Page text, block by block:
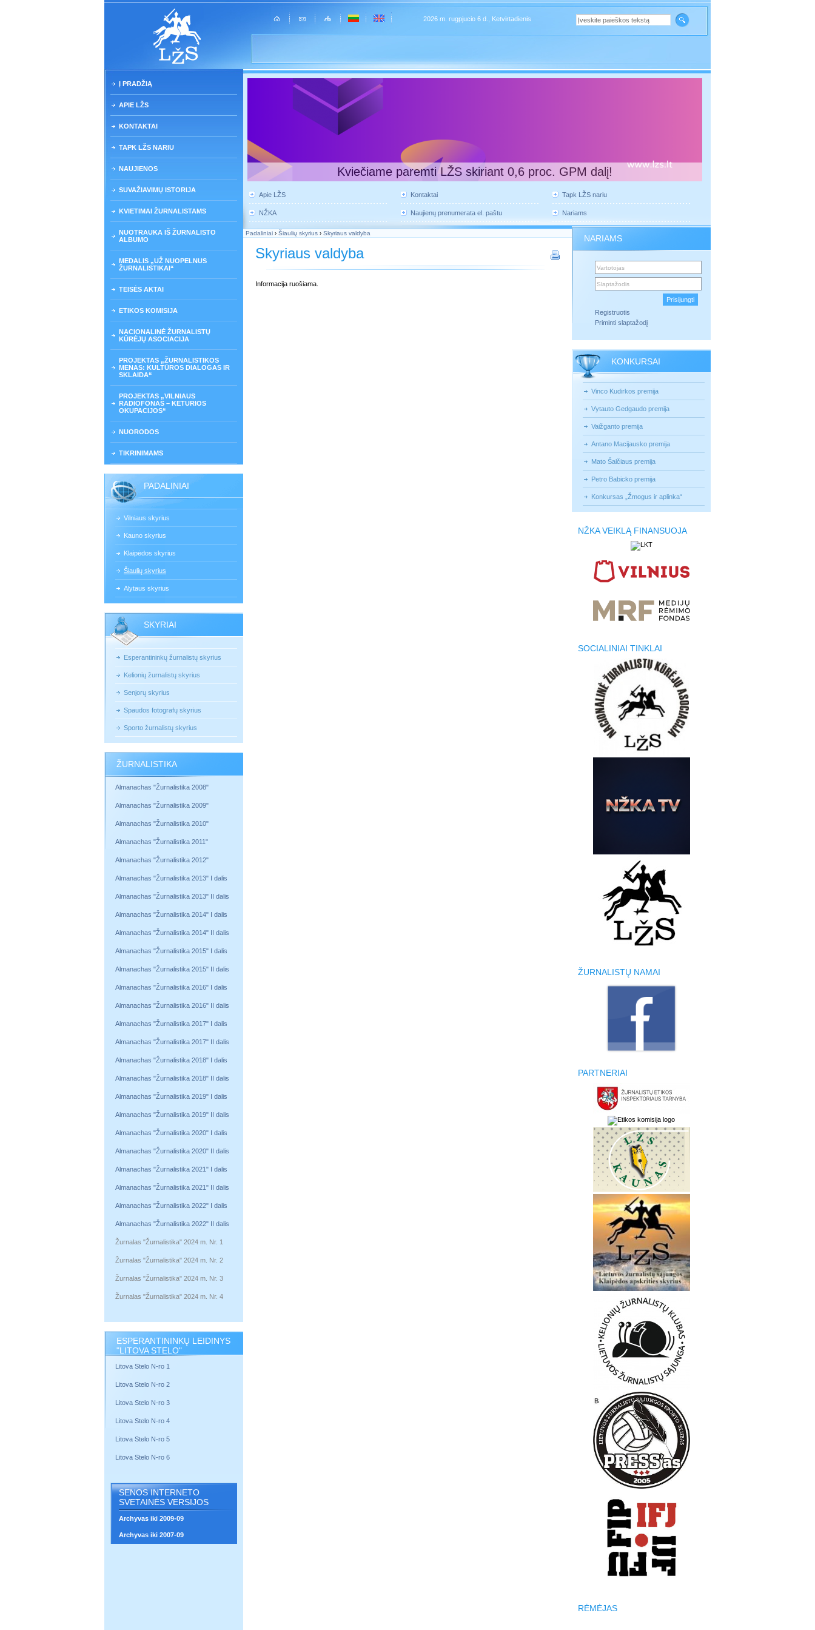
2026 m. rugpjucio 6 d., Ketvirtadienis
Į PRADŽIĄ
APIE LŽS
KONTAKTAI
TAPK LŽS NARIU
NAUJIENOS
SUVAŽIAVIMŲ ISTORIJA
KVIETIMAI ŽURNALISTAMS
NUOTRAUKA IŠ ŽURNALISTO
ALBUMO
MEDALIS „UŽ NUOPELNUS
ŽURNALISTIKAI“
TEISĖS AKTAI
ETIKOS KOMISIJA
NACIONALINĖ ŽURNALISTŲ
KŪRĖJŲ ASOCIACIJA
PROJEKTAS „ŽURNALISTIKOS
MENAS: KULTŪROS DIALOGAS IR
SKLAIDA“
PROJEKTAS „VILNIAUS
RADIOFONAS – KETURIOS
OKUPACIJOS“
NUORODOS
TIKRINIMAMS
PADALINIAI
Vilniaus skyrius
Kauno skyrius
Klaipėdos skyrius
Šiaulių skyrius
Alytaus skyrius
SKYRIAI
Esperantininkų žurnalistų skyrius
Kelionių žurnalistų skyrius
Senjorų skyrius
Spaudos fotografų skyrius
Sporto žurnalistų skyrius
ŽURNALISTIKA
Almanachas "Žurnalistika 2008"
Almanachas "Žurnalistika 2009"
Almanachas "Žurnalistika 2010"
Almanachas "Žurnalistika 2011"
Almanachas "Žurnalistika 2012"
Almanachas "Žurnalistika 2013" I dalis
Almanachas "Žurnalistika 2013" II dalis
Almanachas "Žurnalistika 2014" I dalis
Almanachas "Žurnalistika 2014" II dalis
Almanachas "Žurnalistika 2015" I dalis
Almanachas "Žurnalistika 2015" II dalis
Almanachas "Žurnalistika 2016" I dalis
Almanachas "Žurnalistika 2016" II dalis
Almanachas "Žurnalistika 2017" I dalis
Almanachas "Žurnalistika 2017" II dalis
Almanachas "Žurnalistika 2018" I dalis
Almanachas "Žurnalistika 2018" II dalis
Almanachas "Žurnalistika 2019" I dalis
Almanachas "Žurnalistika 2019" II dalis
Almanachas "Žurnalistika 2020" I dalis
Almanachas "Žurnalistika 2020" II dalis
Almanachas "Žurnalistika 2021" I dalis
Almanachas "Žurnalistika 2021" II dalis
Almanachas "Žurnalistika 2022" I dalis
Almanachas "Žurnalistika 2022" II dalis
Žurnalas "Žurnalistika" 2024 m. Nr. 1
Žurnalas "Žurnalistika" 2024 m. Nr. 2
Žurnalas "Žurnalistika" 2024 m. Nr. 3
Žurnalas "Žurnalistika" 2024 m. Nr. 4
ESPERANTININKŲ LEIDINYS
"LITOVA STELO"
Litova Stelo N-ro 1
Litova Stelo N-ro 2
Litova Stelo N-ro 3
Litova Stelo N-ro 4
Litova Stelo N-ro 5
Litova Stelo N-ro 6
SENOS INTERNETO
SVETAINĖS VERSIJOS
Archyvas iki 2009-09
Archyvas iki 2007-09
Kviečiame paremti LŽS skiriant 0,6 proc. GPM dalį!
Apie LŽS Kontaktai Tapk LŽS nariu
NŽKA Naujienų prenumerata el. paštu Nariams
Padaliniai › Šiaulių skyrius › Skyriaus valdyba
Skyriaus valdyba
Informacija ruošiama.
NARIAMS
Registruotis
Priminti slaptažodį
KONKURSAI
Vinco Kudirkos premija
Vytauto Gedgaudo premija
Vaižganto premija
Antano Macijausko premija
Mato Šalčiaus premija
Petro Babicko premija
Konkursas „Žmogus ir aplinka“
NŽKA VEIKLĄ FINANSUOJA
SOCIALINIAI TINKLAI
ŽURNALISTŲ NAMAI
PARTNERIAI
RĖMĖJAS